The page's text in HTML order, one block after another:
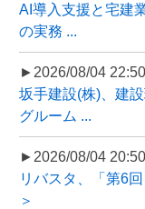
AI導入支援と宅建
の実務 ...
►2026/08/04 22:50
坂手建設(株)、建
グルーム ...
►2026/08/04 20:50
リバスタ、「第6
＞